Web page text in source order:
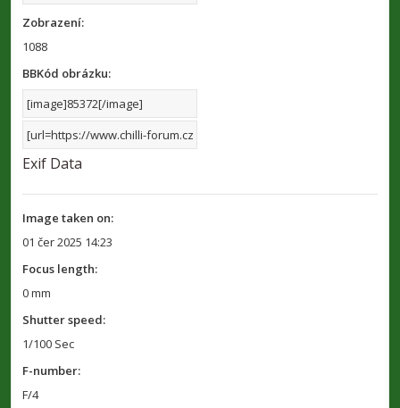
Zobrazení:
1088
BBKód obrázku:
Exif Data
Image taken on:
01 čer 2025 14:23
Focus length:
0 mm
Shutter speed:
1/100 Sec
F-number:
F/4